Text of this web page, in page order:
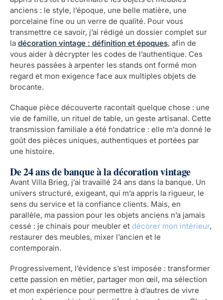
anciens : le style, l’époque, une belle matière, une
porcelaine fine ou un verre de qualité. Pour vous
transmettre ce savoir, j’ai rédigé un dossier complet sur
la décoration vintage : définition et époques, afin de
vous aider à décrypter les codes de l’authentique. Ces
heures passées à arpenter les stands ont formé mon
regard et mon exigence face aux multiples objets de
brocante.
Chaque pièce découverte racontait quelque chose : une
vie de famille, un rituel de table, un geste artisanal. Cette
transmission familiale a été fondatrice : elle m’a donné le
goût des pièces uniques, authentiques et portées par
une histoire.
De 24 ans de banque à la décoration vintage
Avant Villa Brieg, j’ai travaillé 24 ans dans la banque. Un
univers structuré, exigeant, qui m’a appris la rigueur, le
sens du service et la confiance clients. Mais, en
parallèle, ma passion pour les objets anciens n’a jamais
cessé : je chinais pour meubler et décorer mon intérieur,
restaurer des meubles, mixer l’ancien et le
contemporain.
Progressivement, l’évidence s’est imposée : transformer
cette passion en métier, partager mon œil, ma sélection
et mon expérience pour permettre à d’autres de vivre